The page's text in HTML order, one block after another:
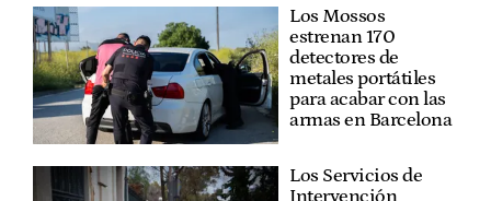
Los Mossos
estrenan 170
detectores de
metales portátiles
para acabar con las
armas en Barcelona
Los Servicios de
Intervención